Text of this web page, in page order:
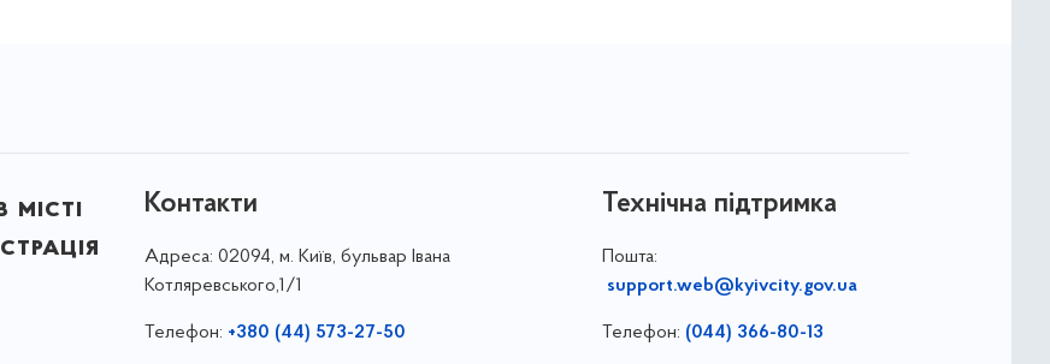
Контакти
Адреса: 02094, м. Київ, бульвар Івана
Котляревського,1/1
Телефон: +380 (44) 573-27-50
Технічна підтримка
Пошта:
support.web@kyivcity.gov.ua
Телефон: (044) 366-80-13